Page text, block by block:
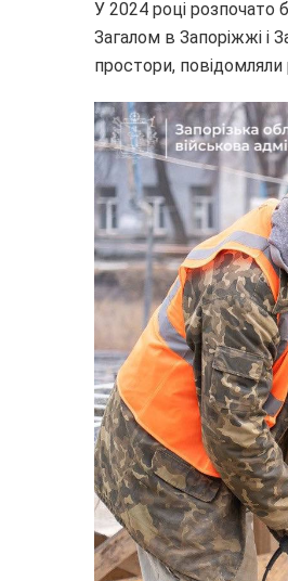
У 2024 році розпочато
Загалом в Запоріжжі і
простори,